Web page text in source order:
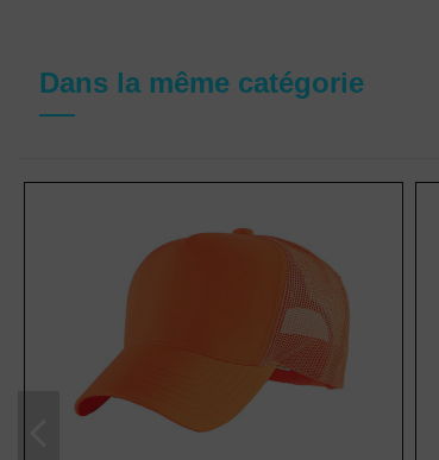
Dans la même catégorie